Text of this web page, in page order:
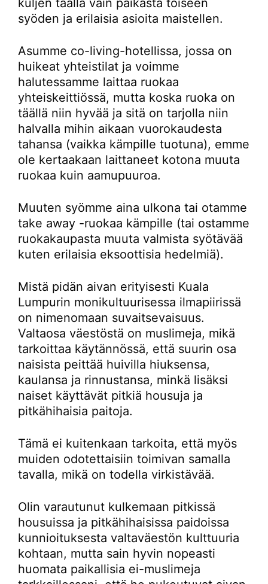
kuljen täällä vain paikasta toiseen
syöden ja erilaisia asioita maistellen.
Asumme co-living-hotellissa, jossa on
huikeat yhteistilat ja voimme
halutessamme laittaa ruokaa
yhteiskeittiössä, mutta koska ruoka on
täällä niin hyvää ja sitä on tarjolla niin
halvalla mihin aikaan vuorokaudesta
tahansa (vaikka kämpille tuotuna), emme
ole kertaakaan laittaneet kotona muuta
ruokaa kuin aamupuuroa.
Muuten syömme aina ulkona tai otamme
take away -ruokaa kämpille (tai ostamme
ruokakaupasta muuta valmista syötävää
kuten erilaisia eksoottisia hedelmiä).
Mistä pidän aivan erityisesti Kuala
Lumpurin monikultuurisessa ilmapiirissä
on nimenomaan suvaitsevaisuus.
Valtaosa väestöstä on muslimeja, mikä
tarkoittaa käytännössä, että suurin osa
naisista peittää huivilla hiuksensa,
kaulansa ja rinnustansa, minkä lisäksi
naiset käyttävät pitkiä housuja ja
pitkähihaisia paitoja.
Tämä ei kuitenkaan tarkoita, että myös
muiden odotettaisiin toimivan samalla
tavalla, mikä on todella virkistävää.
Olin varautunut kulkemaan pitkissä
housuissa ja pitkähihaisissa paidoissa
kunnioituksesta valtaväestön kulttuuria
kohtaan, mutta sain hyvin nopeasti
huomata paikallisia ei-muslimeja